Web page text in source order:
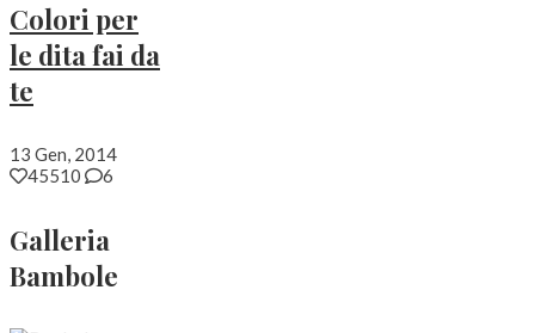
Colori per
le dita fai da
te
13 Gen, 2014
45510
6
Galleria
Bambole